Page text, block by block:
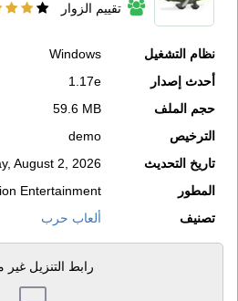
تقييم الزوار
نظام التشغيل
Windows
أحدث إصدار
1.17e
حجم الملف
59.6 MB
الترخيص
demo
تاريخ التحديث
August 2, 2026
المطور
Entertainment
تصنيف
ألعاب حرب
رابط التنزيل غير